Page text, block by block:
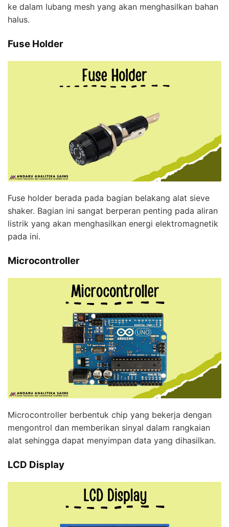
ke dalam lubang mesh yang akan menghasilkan bahan
halus.
Fuse Holder
Fuse holder berada pada bagian belakang alat sieve
shaker. Bagian ini sangat berperan penting pada aliran
listrik yang akan menghasilkan energi elektromagnetik
pada ini.
Microcontroller
Microcontroller berbentuk chip yang bekerja dengan
mengontrol dan memberikan sinyal dalam rangkaian
alat sehingga dapat menyimpan data yang dihasilkan.
LCD Display